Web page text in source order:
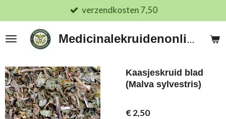
direct
naar
Medicinalekruidenonline.nl
verzendkosten 7,50
Kaasjeskruid blad
(Malva sylvestris)
€ 2,50